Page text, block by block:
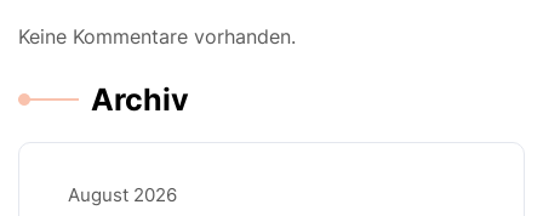
Keine Kommentare vorhanden.
Archiv
August 2026